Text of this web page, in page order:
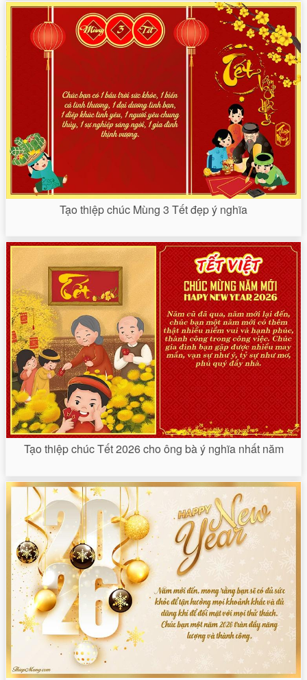
Tạo thiệp chúc Mùng 3 Tết đẹp ý nghĩa
Tạo thiệp chúc Tết 2026 cho ông bà ý nghĩa nhất năm